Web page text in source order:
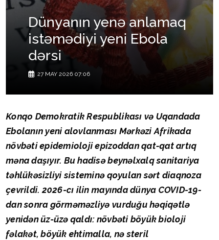
Dünyanın yenə anlamaq
istəmədiyi yeni Ebola
dərsi
27 MAY 2026 07:06
Konqo Demokratik Respublikası və Uqandada
Ebolanın yeni alovlanması Mərkəzi Afrikada
növbəti epidemioloji epizoddan qat-qat artıq
məna daşıyır. Bu hadisə beynəlxalq sanitariya
təhlükəsizliyi sisteminə qoyulan sərt diaqnoza
çevrildi. 2026-cı ilin mayında dünya COVID-19-
dan sonra görməməzliyə vurduğu həqiqətlə
yenidən üz-üzə qaldı: növbəti böyük bioloji
fəlakət, böyük ehtimalla, nə steril